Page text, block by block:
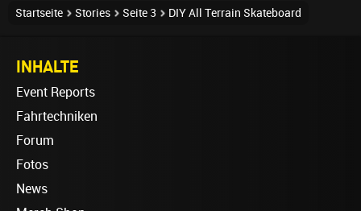
Startseite Stories Seite 3 DIY All Terrain Skateboard
INHALTE
Event Reports
Fahrtechniken
Forum
Fotos
News